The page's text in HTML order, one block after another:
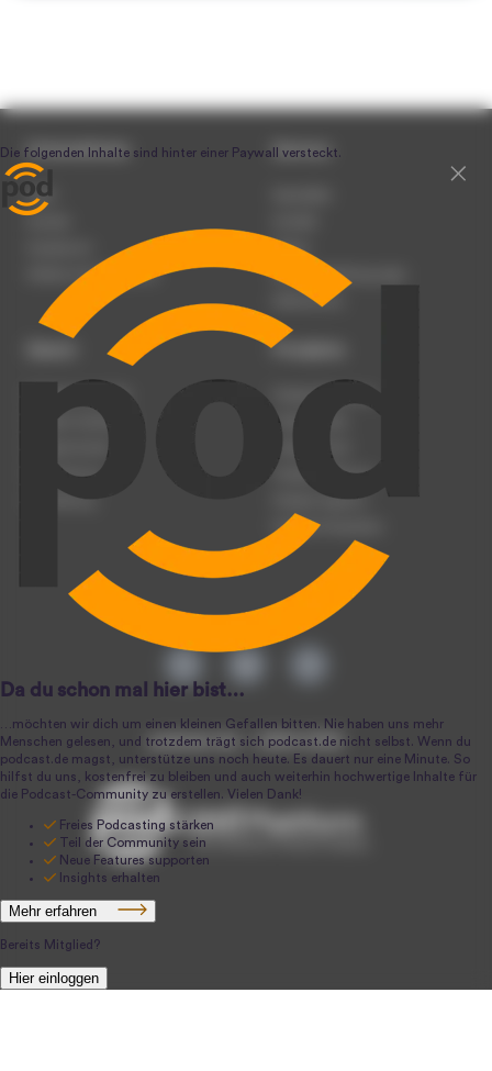
Unternehmen
Team
Werben auf podcast.de
Service
Presse
Nutzungsbedingungen
Datenschutz
Podcast anmelden
Podcast hochladen
Podcast-Events
Registrierung
Anmeldung
Produkte
Podcast-Beratung
Podcast-Jobs
Podcast-Push
Podcast-Werbung
Podcast-Agentur
Podcast-Produktion
podcast.de ~ 2004-2026